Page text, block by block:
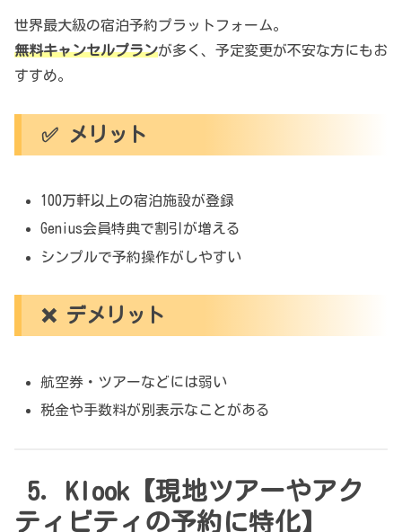
世界最大級の宿泊予約プラットフォーム。
無料キャンセルプランが多く、予定変更が不安な方にもお
すすめ。
✅ メリット
100万軒以上の宿泊施設が登録
Genius会員特典で割引が増える
シンプルで予約操作がしやすい
❌ デメリット
航空券・ツアーなどには弱い
税金や手数料が別表示なことがある
5. Klook【現地ツアーやアク
ティビティの予約に特化】